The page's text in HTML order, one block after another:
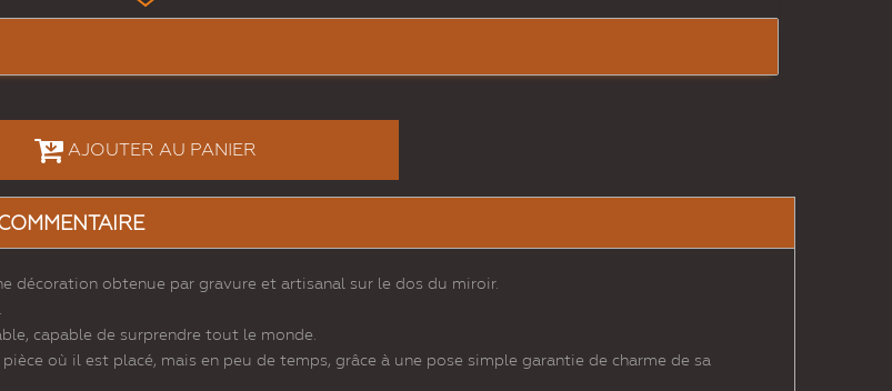
AJOUTER AU PANIER
décoration obtenue par gravure et artisanal sur le dos du miroir.
capable de surprendre tout le monde.
où il est placé, mais en peu de temps, grâce à une pose simple garantie de charme de sa